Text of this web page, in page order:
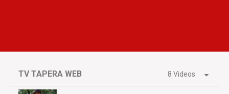
TV TAPERA WEB 8 Videos